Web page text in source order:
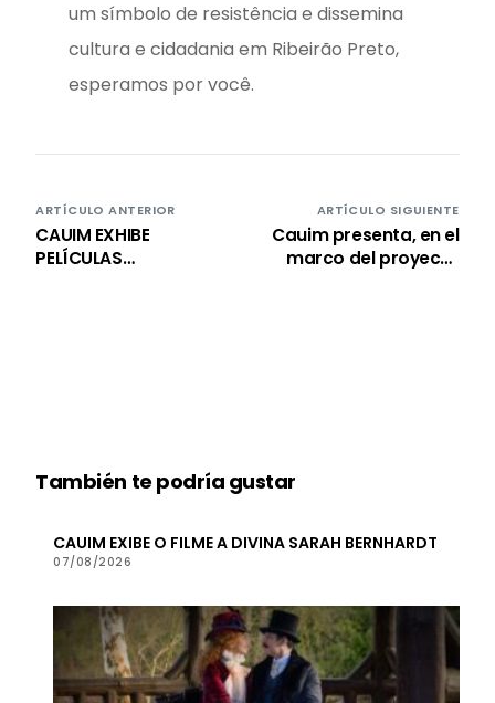
um símbolo de resistência e dissemina
cultura e cidadania em Ribeirão Preto,
esperamos por você.
ARTÍCULO ANTERIOR
CAUIM EXHIBE
PELÍCULAS
ARTÍCULO SIGUIENTE
Cauim presenta, en el
marco del proyecto
También te podría gustar
CAUIM EXIBE O FILME A DIVINA SARAH BERNHARDT
07/08/2026